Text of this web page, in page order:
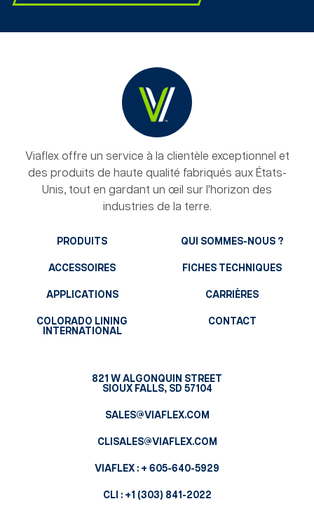
Viaflex offre un service à la clientèle exceptionnel et
des produits de haute qualité fabriqués aux États-
Unis, tout en gardant un œil sur l'horizon des
industries de la terre.
PRODUITS
ACCESSOIRES
APPLICATIONS
COLORADO LINING
INTERNATIONAL
QUI SOMMES-NOUS ?
FICHES TECHNIQUES
CARRIÈRES
CONTACT
821 W ALGONQUIN STREET
SIOUX FALLS, SD 57104
SALES@VIAFLEX.COM
CLISALES@VIAFLEX.COM
VIAFLEX : + 605-640-5929
CLI : +1 (303) 841-2022